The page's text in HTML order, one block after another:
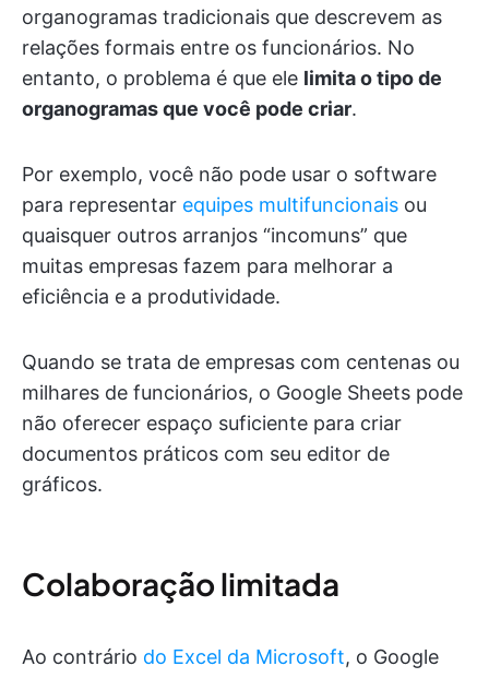
organogramas tradicionais que descrevem as
relações formais entre os funcionários. No
entanto, o problema é que ele limita o tipo de
organogramas que você pode criar.
Por exemplo, você não pode usar o software
para representar equipes multifuncionais ou
quaisquer outros arranjos “incomuns” que
muitas empresas fazem para melhorar a
eficiência e a produtividade.
Quando se trata de empresas com centenas ou
milhares de funcionários, o Google Sheets pode
não oferecer espaço suficiente para criar
documentos práticos com seu editor de
gráficos.
Colaboração limitada
Ao contrário do Excel da Microsoft, o Google